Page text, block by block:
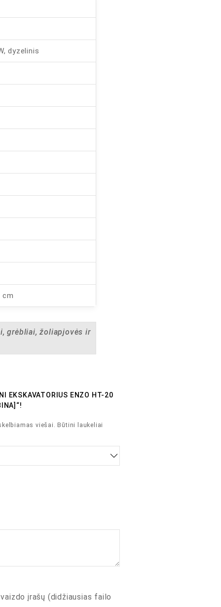
dyzelinis
cm
grėbliai, žoliapjovės ir
EKSKAVATORIUS ENZO HT-20
viešai. Būtini laukeliai
įrašų (didžiausias failo